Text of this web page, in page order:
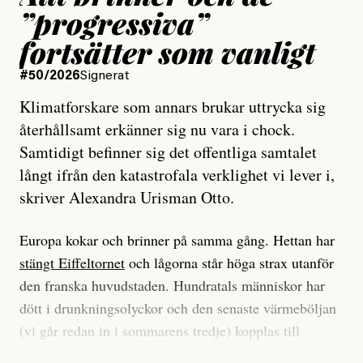
”progressiva”
fortsätter som vanligt
#50/2026Signerat
Klimatforskare som annars brukar uttrycka sig
återhållsamt erkänner sig nu vara i chock.
Samtidigt befinner sig det offentliga samtalet
långt ifrån den katastrofala verklighet vi lever i,
skriver Alexandra Urisman Otto.
Europa kokar och brinner på samma gång. Hettan har
stängt Eiffeltornet och lågorna står höga strax utanför
den franska huvudstaden. Hundratals människor har
dött i drunkningsolyckor och den senaste värmeböljan
(vi går redan in i sommarens tredje) kopplas till